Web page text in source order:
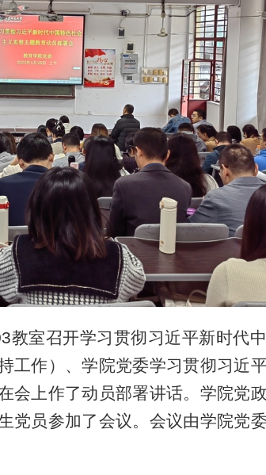
室召开学习贯彻习近平新时代
工作）、学院党委学习贯彻习近
会上作了动员部署讲话。学院党政
党员参加了会议。会议由学院党